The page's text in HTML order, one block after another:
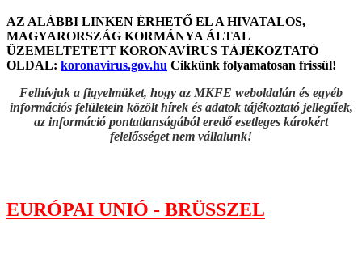
AZ ALÁBBI LINKEN ÉRHETŐ EL A HIVATALOS,
MAGYARORSZÁG KORMÁNYA ÁLTAL
ÜZEMELTETETT KORONAVÍRUS TÁJÉKOZTATÓ
OLDAL: koronavirus.gov.hu Cikkünk folyamatosan frissül!
Felhívjuk a figyelmüket, hogy az MKFE weboldalán és egyéb
információs felületein közölt hírek és adatok tájékoztató jellegűek,
az információ pontatlanságából eredő esetleges károkért
felelősséget nem vállalunk!
EURÓPAI UNIÓ - BRÜSSZEL